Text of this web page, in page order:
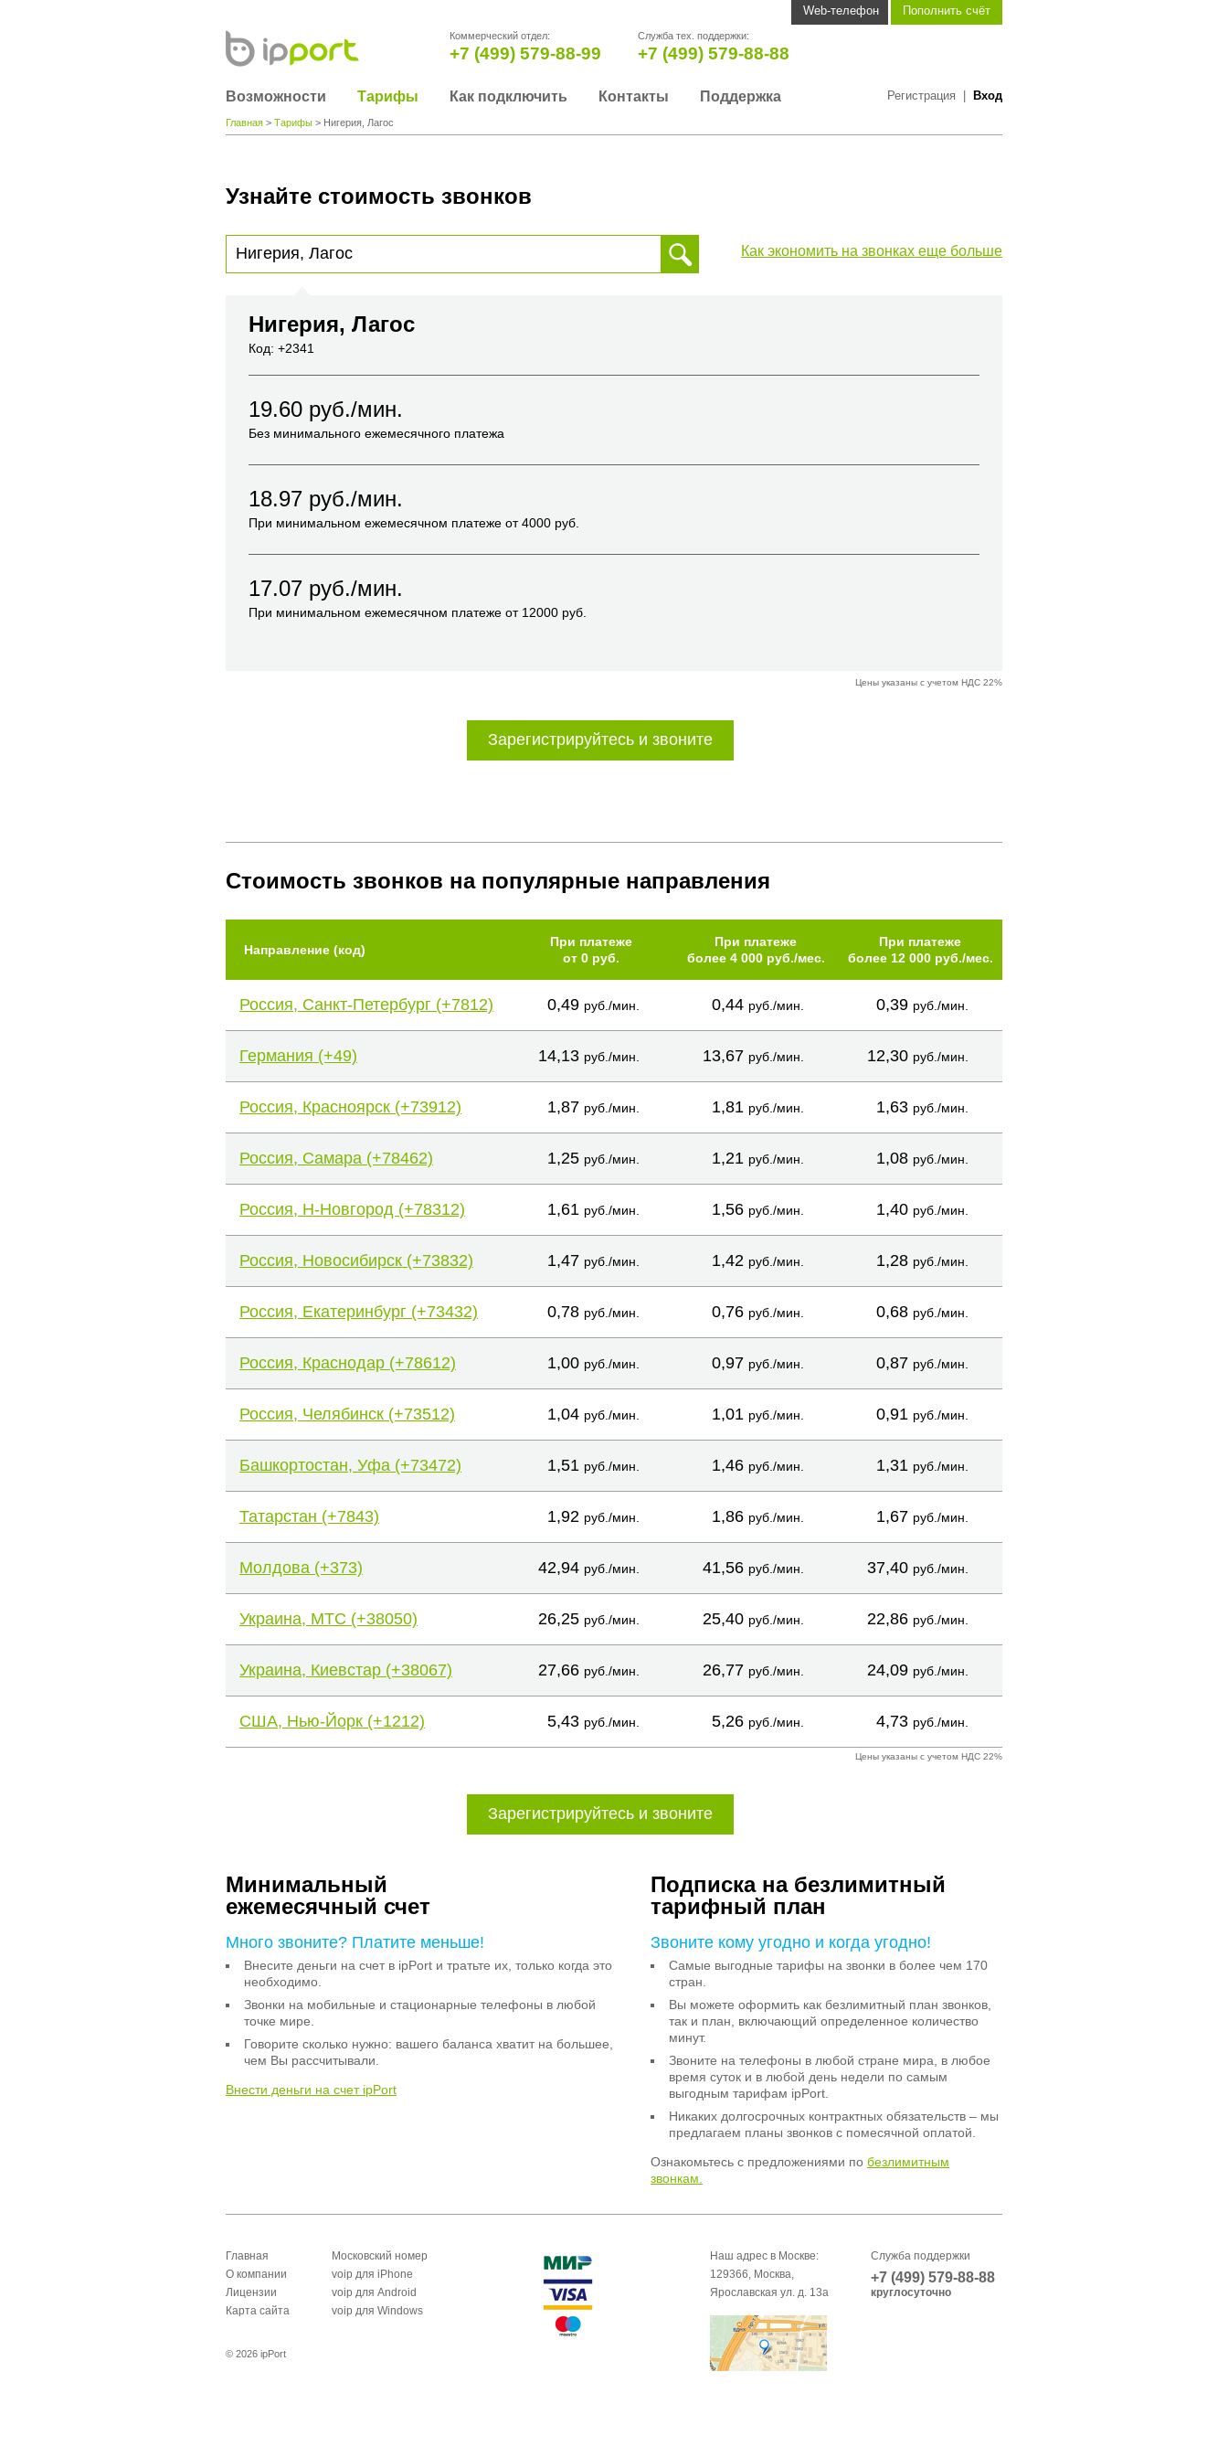
Web-телефон Пополнить счёт
Коммерческий отдел:
+7 (499) 579-88-99
Служба тех. поддержки:
+7 (499) 579-88-88
Регистрация Вход
Возможности Тарифы Как подключить Контакты Поддержка
Главная > Тарифы > Нигерия, Лагос
Как экономить на звонках еще больше
Узнайте стоимость звонков
Нигерия, Лагос
Код: +2341
19.60 руб./мин.
Без минимального ежемесячного платежа
18.97 руб./мин.
При минимальном ежемесячном платеже от4000 руб.
17.07 руб./мин.
При минимальном ежемесячном платеже от 12000 руб.
Цены указаны с учетом НДС 22%
Зарегистрируйтесь и звоните
Стоимость звонков на популярные направления
Направление (код)
При платеже
от 0 руб.
При платеже
более 4 000 руб./мес.
При платеже
более 12 000 руб./мес.
Россия, Санкт-Петербург (+7812) 0,49 руб./мин. 0,44 руб./мин. 0,39 руб./мин.
Германия (+49) 14,13 руб./мин. 13,67 руб./мин. 12,30 руб./мин.
Россия, Красноярск (+73912) 1,87 руб./мин. 1,81 руб./мин. 1,63 руб./мин.
Россия, Самара (+78462) 1,25 руб./мин. 1,21 руб./мин. 1,08 руб./мин.
Россия, Н-Новгород (+78312) 1,61 руб./мин. 1,56 руб./мин. 1,40 руб./мин.
Россия, Новосибирск (+73832) 1,47 руб./мин. 1,42 руб./мин. 1,28 руб./мин.
Россия, Екатеринбург (+73432) 0,78 руб./мин. 0,76 руб./мин. 0,68 руб./мин.
Россия, Краснодар (+78612) 1,00 руб./мин. 0,97 руб./мин. 0,87 руб./мин.
Россия, Челябинск (+73512) 1,04 руб./мин. 1,01 руб./мин. 0,91 руб./мин.
Башкортостан, Уфа (+73472) 1,51 руб./мин. 1,46 руб./мин. 1,31 руб./мин.
Татарстан (+7843) 1,92 руб./мин. 1,86 руб./мин. 1,67 руб./мин.
Молдова (+373) 42,94 руб./мин. 41,56 руб./мин. 37,40 руб./мин.
Украина, МТС (+38050) 26,25 руб./мин. 25,40 руб./мин. 22,86 руб./мин.
Украина, Киевстар (+38067) 27,66 руб./мин. 26,77 руб./мин. 24,09 руб./мин.
США, Нью-Йорк (+1212) 5,43 руб./мин. 5,26 руб./мин. 4,73 руб./мин.
Цены указаны с учетом НДС 22%
Зарегистрируйтесь и звоните
Минимальный
ежемесячный счет
Много звоните? Платите меньше!
Внесите деньги на счет в ipPort и тратьте их, только когда это
необходимо.
Звонки на мобильные и стационарные телефоны в любой
точке мире.
Говорите сколько нужно: вашего баланса хватит на большее,
чем Вы рассчитывали.
Внести деньги на счет ipPort
Подписка на безлимитный
тарифный план
Звоните кому угодно и когда угодно!
Самые выгодные тарифы на звонки в более чем 170
стран.
Вы можете оформить как безлимитный план звонков,
так и план, включающий определенное количество
минут.
Звоните на телефоны в любой стране мира, в любое
время суток и в любой день недели по самым
выгодным тарифам ipPort.
Никаких долгосрочных контрактных обязательств – мы
предлагаем планы звонков с помесячной оплатой.
Ознакомьтесь с предложениями по безлимитным
звонкам.
Главная
О компании
Лицензии
Карта сайта
Московский номер
voip для iPhone
voip для Android
voip для Windows
Наш адрес в Москве:
129366, Москва,
Ярославская ул. д. 13а
Служба поддержки
+7 (499) 579-88-88
круглосуточно
© 2026 ipPort